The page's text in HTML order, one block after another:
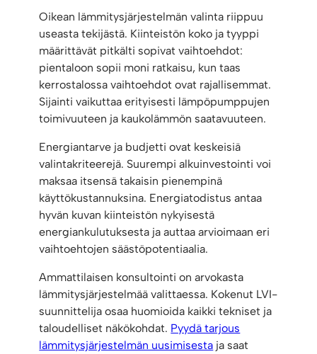
Oikean lämmitysjärjestelmän valinta riippuu
useasta tekijästä. Kiinteistön koko ja tyyppi
määrittävät pitkälti sopivat vaihtoehdot:
pientaloon sopii moni ratkaisu, kun taas
kerrostalossa vaihtoehdot ovat rajallisemmat.
Sijainti vaikuttaa erityisesti lämpöpumppujen
toimivuuteen ja kaukolämmön saatavuuteen.
Energiantarve ja budjetti ovat keskeisiä
valintakriteerejä. Suurempi alkuinvestointi voi
maksaa itsensä takaisin pienempinä
käyttökustannuksina. Energiatodistus antaa
hyvän kuvan kiinteistön nykyisestä
energiankulutuksesta ja auttaa arvioimaan eri
vaihtoehtojen säästöpotentiaalia.
Ammattilaisen konsultointi on arvokasta
lämmitysjärjestelmää valittaessa. Kokenut LVI-
suunnittelija osaa huomioida kaikki tekniset ja
taloudelliset näkökohdat. Pyydä tarjous
lämmitysjärjestelmän uusimisesta ja saat